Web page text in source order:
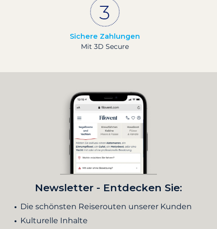
Sichere Zahlungen
Mit 3D Secure
Newsletter - Entdecken Sie:
Die schönsten Reiserouten unserer Kunden
Kulturelle Inhalte